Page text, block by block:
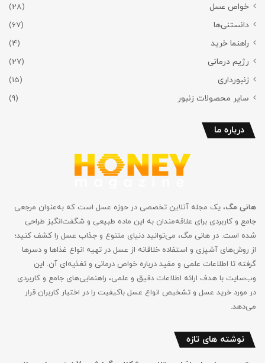
خواص عسل
(28)
دانستنی‌ها
(67)
راهنما خرید
(4)
رژیم درمانی
(27)
زنبورداری
(15)
سایر محصولات زنبور
(9)
درباره ما
هانی مگ، یک مجله آنلاین تخصصی در حوزه عسل است که به‌عنوان مرجعی
جامع و کاربردی برای علاقه‌مندان به این ماده طبیعی و شگفت‌انگیز طراحی
شده است. در هانی مگ، می‌توانید دنیای متنوع و جذاب عسل را کشف کنید؛
از روش‌های آشپزی و استفاده خلاقانه از عسل در تهیه انواع غذاها و دسرها
گرفته تا اطلاعات علمی و مفید درباره خواص درمانی و تغذیه‌ای آن. این
وب‌سایت با هدف ارائه اطلاعات دقیق و علمی، راهنمایی‌های جامع‌ و کاربردی
در مورد خرید عسل و تشخیص انواع عسل باکیفیت را در اختیار کاربران قرار
می‌دهد.
نوشته های تازه